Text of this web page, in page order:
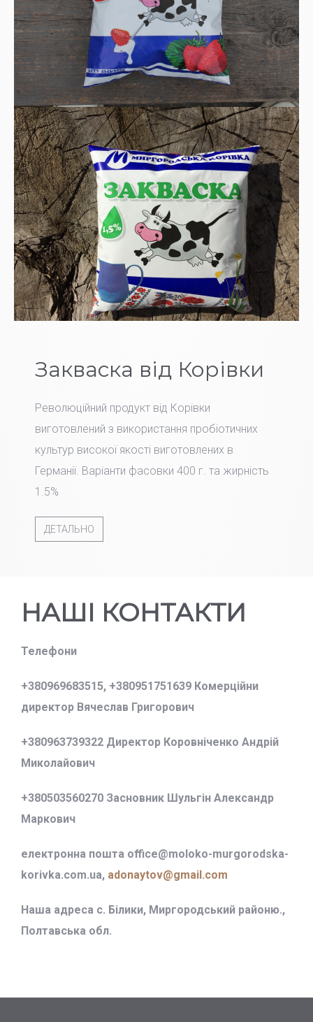
Закваска від Корівки
Революційний продукт від Корівки
виготовлений з використання пробіотичних
культур високої якості виготовлених в
Германії. Варіанти фасовки 400 г. та жирність
1.5%
ДЕТАЛЬНО
НАШІ КОНТАКТИ
Телефони
+380969683515, +380951751639 Комерційни
директор Вячеслав Григорович
+380963739322 Директор Коровніченко Андрій
Миколайович
+380503560270 Засновник Шульгін Александр
Маркович
електронна пошта office@moloko-murgorodska-
korivka.com.ua, adonaytov@gmail.com
Наша адреса с. Білики, Миргородський районю.,
Полтавська обл.